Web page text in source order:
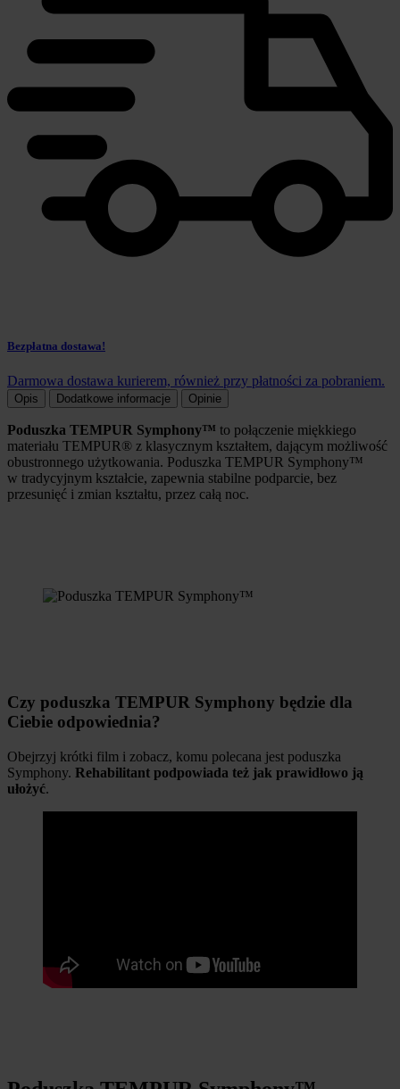
Bezpłatna dostawa!
Darmowa dostawa kurierem, również przy płatności za pobraniem.
Opis Dodatkowe informacje Opinie
Poduszka TEMPUR Symphony™ to połączenie miękkiego
materiału TEMPUR® z klasycznym kształtem, dającym możliwość
obustronnego użytkowania. Poduszka TEMPUR Symphony™
w tradycyjnym kształcie, zapewnia stabilne podparcie, bez
przesunięć i zmian kształtu, przez całą noc.
Czy poduszka TEMPUR Symphony będzie dla
Ciebie odpowiednia?
Obejrzyj krótki film i zobacz, komu polecana jest poduszka
Symphony. Rehabilitant podpowiada też jak prawidłowo ją
ułożyć.